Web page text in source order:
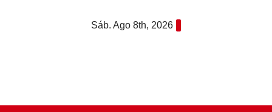
Sáb. Ago 8th, 2026